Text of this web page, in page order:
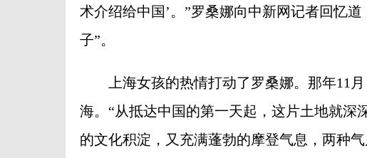
术介绍给中国’。”罗桑娜向中新网记者回忆
子”。
上海女孩的热情打动了罗桑娜。那年11月
海。“从抵达中国的第一天起，这片土地就深
的文化积淀，又充满蓬勃的摩登气息，两种气